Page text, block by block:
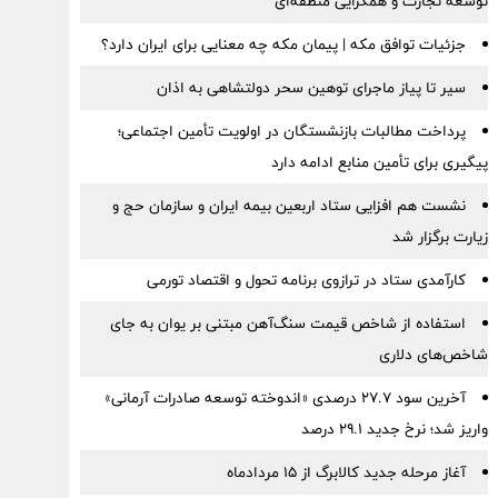
جزئیات توافق مکه | پیمان مکه چه معنایی برای ایران دارد؟
سیر تا پیاز ماجرای توهین سحر دولتشاهی به اذان
پرداخت مطالبات بازنشستگان در اولویت تأمین اجتماعی؛
پیگیری برای تأمین منابع ادامه دارد
نشست هم افزایی ستاد اربعین بیمه ایران و سازمان حج و
زیارت برگزار شد
کارآمدی ستاد در ترازوی برنامه تحول و اقتصاد تورمی
استفاده از شاخص قیمت سنگ‌آهن مبتنی بر یوان به جای
شاخص‌های دلاری
آخرین سود ۲۷.۷ درصدی «اندوخته توسعه صادرات آرمانی»
واریز شد؛ نرخ جدید ۲۹.۱ درصد
آغاز مرحله جدید کالابرگ از ۱۵ مردادماه